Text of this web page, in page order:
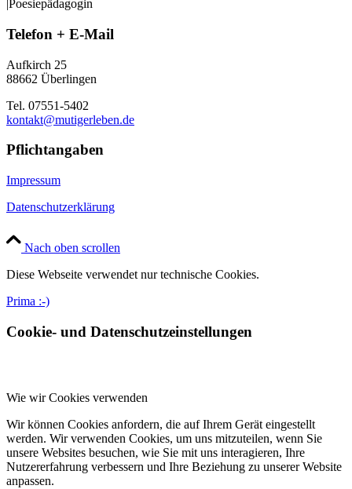
|Poesiepädagogin
Telefon + E-Mail
Aufkirch 25
88662 Überlingen
Tel. 07551-5402
kontakt@mutigerleben.de
Pflichtangaben
Impressum
Datenschutzerklärung
Nach oben scrollen
Diese Webseite verwendet nur technische Cookies.
Prima :-)
Cookie- und Datenschutzeinstellungen
Wie wir Cookies verwenden
Wir können Cookies anfordern, die auf Ihrem Gerät eingestellt
werden. Wir verwenden Cookies, um uns mitzuteilen, wenn Sie
unsere Websites besuchen, wie Sie mit uns interagieren, Ihre
Nutzererfahrung verbessern und Ihre Beziehung zu unserer Website
anpassen.